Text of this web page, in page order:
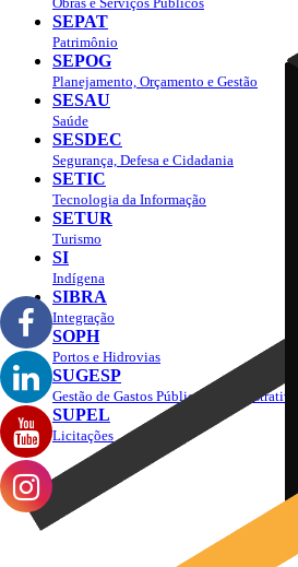
SEPAT
Patrimônio
SEPOG
Planejamento, Orçamento e Gestão
SESAU
Saúde
SESDEC
Segurança, Defesa e Cidadania
SETIC
Tecnologia da Informação
SETUR
Turismo
SI
Indígena
SIBRA
Integração
SOPH
Portos e Hidrovias
SUGESP
Gestão de Gastos Públicos Administrativos
SUPEL
Licitações